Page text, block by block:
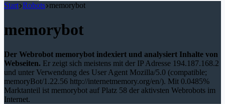
Start Robots memorybot
memorybot
Der Webrobot memorybot indexiert und analysiert Inhalte von
Webseiten. Er zeigt sich meistens mit der IP Adresse 194.187.168.2
und unter Verwendung des User Agent Mozilla/5.0 (compatible;
memoryBot/1.22.56 http://internetmemory.org/en/). Mit 0.0485%
Marktanteil ist memorybot auf Platz 58 der aktivsten Webrobots im
Internet.